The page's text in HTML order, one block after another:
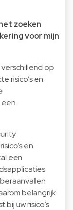
zoeken
voor mijn
op
risico’s en
een
en
een
belangrijk
uw risico’s